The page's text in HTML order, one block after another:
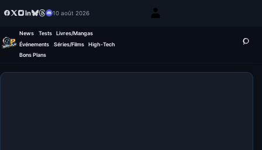
10 août 2026
News Tests
Livres/Mangas
Événements
Séries/Films
High-Tech
Bons Plans